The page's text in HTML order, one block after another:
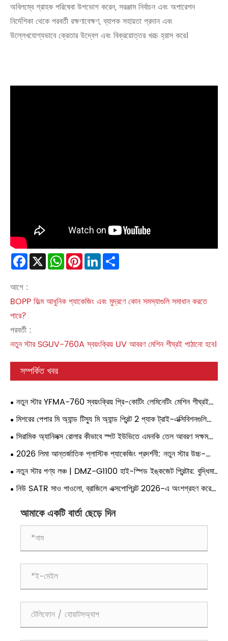
অবিলম্বে গ্রাহক পরিষেবা উপভোগ করেন, সরঞ্জাম নির্বাচন এবং অপারেশন
নির্দেশিকা থেকে পরবর্তী রক্ষণাবেক্ষণ, ব্যাপক সহায়তা প্রদান এবং
উল্লেখযোগ্যভাবে ক্রেতার উদ্বেগ এবং বিক্রয়োত্তর খরচ হ্রাস করে।
Facebook
X WhatsApp
PinterestLinkedIn
আগে :
BOPP ফিল্ম আধুনিক প্যাকেজিং এবং মুদ্রণে কোন সমস্যাগুলি সমাধান করতে
পারে?
পরবর্তী :
নতুন স্টার SGUV-760A স্বয়ংক্রিয় UV আবরণ মেশিন শীঘ্রই পাঠানো হবে।
সম্পর্কিত খবর
নতুন স্টার YFMA-760 স্বয়ংক্রিয় প্রি-কোটিং লেমিনেটিং মেশিন শীঘ্রই
সৌদি আরবে একজন গ্রাহকের কাছে পাঠানো হবে।
মিশরের পেপার মি অ্যান্ড টিস্যু মি অ্যান্ড প্রিন্ট 2 প্যাক ট্রাই-এক্সিবিশনগুলি
দুর্দান্তভাবে খোলা হয়েছে, প্যাকেজিংয়ে নতুন ট্রেন্ডগুলিতে এক ঝাঁকুনির উঁকি দেয়।
সিরামিক অ্যানিলক্স রোলার কীভাবে স্পট ইউভিতে এমনকি তেল আবরণ সক্ষম
করে
2026 লিমা আন্তর্জাতিক প্লাস্টিক প্যাকেজিং প্রদর্শনী: নতুন স্টার উচ্চ-
পারফরম্যান্স স্বয়ংক্রিয় ল্যামিনেশন মেশিন প্রদর্শন করবে
নতুন স্টার পণ্য লঞ্চ | DMZ-G1100 হাই-স্পিড ইঙ্কজেট প্রিন্টার: বুদ্ধিমান
পরিবর্তনশীল মুদ্রণ সক্ষম করা এবং শীট-আপ মুদ্রিত পণ্যগুলির সুনির্দিষ্ট পরিদর্শন
নিউ SATR সাও পাওলো, ব্রাজিলে এক্সপোপ্রিন্ট 2026-এ অংশগ্রহণ করেছে
আমাকে একটি বার্তা ছেড়ে দিন